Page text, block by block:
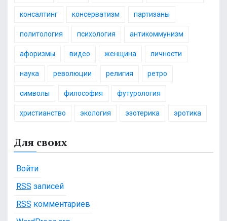
консалтинг консерватизм партизаны
политология психология антикоммунизм
афоризмы видео женщина личности
наука революции религия ретро
символы философия футурология
христианство экология эзотерика эротика
Для своих
Войти
RSS записей
RSS комментариев